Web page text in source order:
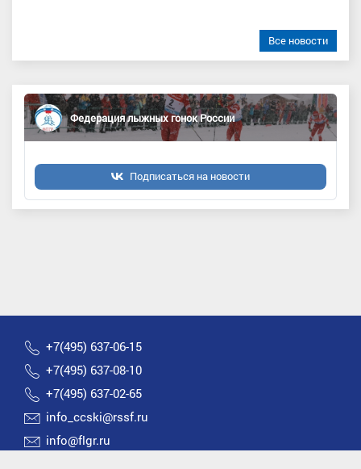
Все новости
Федерация лыжных гонок России
Подписаться на новости
+7(495) 637-06-15
+7(495) 637-08-10
+7(495) 637-02-65
info_ccski@rssf.ru
info@flgr.ru